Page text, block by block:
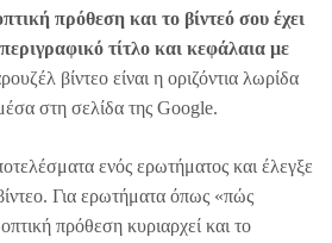
πρόθεση και το βίντεό σου έχει
τίτλο και κεφάλαια με
βίντεο είναι η οριζόντια λωρίδα
στη σελίδα της Google.
ενός ερωτήματος και έλεγξε
Για ερωτήματα όπως «πώς
πρόθεση κυριαρχεί και το